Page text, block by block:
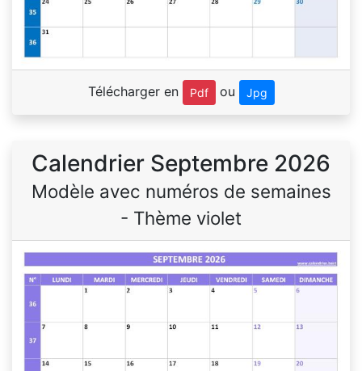
Télécharger en Pdf ou Jpg
Calendrier Septembre 2026
Modèle avec numéros de semaines
- Thème violet